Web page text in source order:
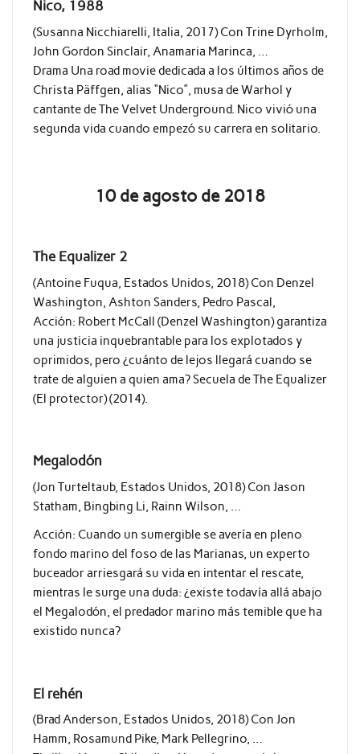
Nico, 1988
(Susanna Nicchiarelli, Italia, 2017) Con Trine Dyrholm,
John Gordon Sinclair, Anamaria Marinca, …
Drama Una road movie dedicada a los últimos años de
Christa Päffgen, alias “Nico”, musa de Warhol y
cantante de The Velvet Underground. Nico vivió una
segunda vida cuando empezó su carrera en solitario.
10 de agosto de 2018
The Equalizer 2
(Antoine Fuqua, Estados Unidos, 2018) Con Denzel
Washington, Ashton Sanders, Pedro Pascal,
Acción: Robert McCall (Denzel Washington) garantiza
una justicia inquebrantable para los explotados y
oprimidos, pero ¿cuánto de lejos llegará cuando se
trate de alguien a quien ama? Secuela de The Equalizer
(El protector) (2014).
Megalodón
(Jon Turteltaub, Estados Unidos, 2018) Con Jason
Statham, Bingbing Li, Rainn Wilson, …
Acción: Cuando un sumergible se avería en pleno
fondo marino del foso de las Marianas, un experto
buceador arriesgará su vida en intentar el rescate,
mientras le surge una duda: ¿existe todavía allá abajo
el Megalodón, el predador marino más temible que ha
existido nunca?
El rehén
(Brad Anderson, Estados Unidos, 2018) Con Jon
Hamm, Rosamund Pike, Mark Pellegrino, …